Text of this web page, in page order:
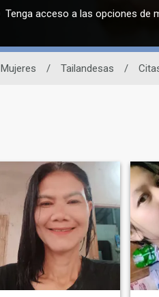
Tenga acceso a las opciones de
Mujeres / Tailandesas /